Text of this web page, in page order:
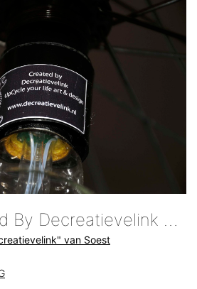
Created By Decreatievelink Upcycle Your Life Art & Design
van Soest